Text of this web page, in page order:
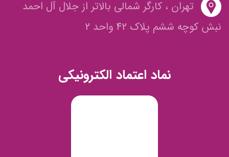
تهران ، کارگر شمالی بالاتر از جلال آل احمد
نبش کوچه ششم پلاک 42 واحد 2
نماد اعتماد الکترونیکی